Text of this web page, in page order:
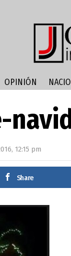
OPINIÓN
12:15 pm
Share